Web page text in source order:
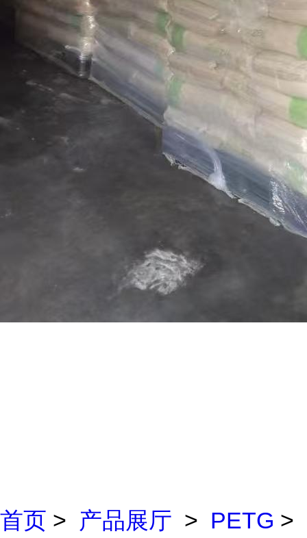
首页 > 产品展厅 > PETG >